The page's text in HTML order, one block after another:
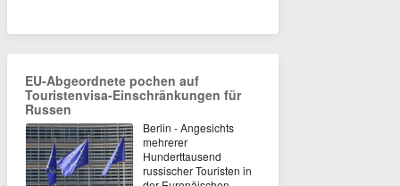
EU-Abgeordnete pochen auf
Touristenvisa-Einschränkungen für
Russen
Berlin - Angesichts
mehrerer
Hunderttausend
russischer Touristen in